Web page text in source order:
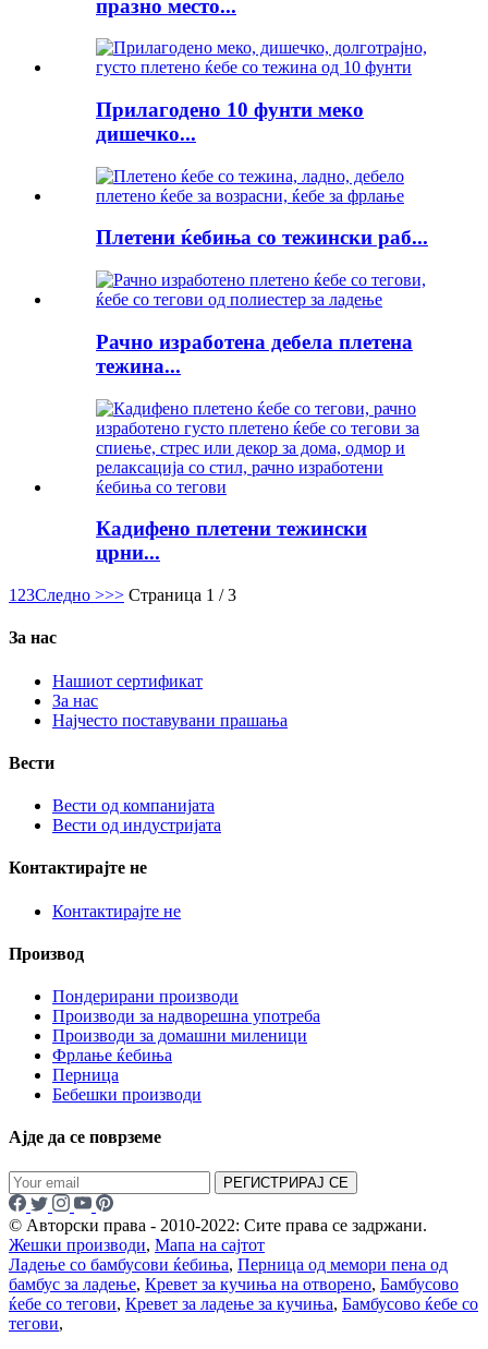
празно место...
Прилагодено 10 фунти меко
дишечко...
Плетени ќебиња со тежински раб...
Рачно изработена дебела плетена
тежина...
Кадифено плетени тежински
црни...
1 23Следно >>> Страница 1 / 3
За нас
Нашиот сертификат
За нас
Најчесто поставувани прашања
Вести
Вести од компанијата
Вести од индустријата
Контактирајте не
Контактирајте не
Производ
Пондерирани производи
Производи за надворешна употреба
Производи за домашни миленици
Фрлање ќебиња
Перница
Бебешки производи
Ајде да се поврземе
РЕГИСТРИРАЈ СЕ
© Авторски права - 2010-2022: Сите права се задржани.
Жешки производи, Мапа на сајтот
Ладење со бамбусови ќебиња, Перница од мемори пена од
бамбус за ладење, Кревет за кучиња на отворено, Бамбусово
ќебе со тегови, Кревет за ладење за кучиња, Бамбусово ќебе со
тегови,